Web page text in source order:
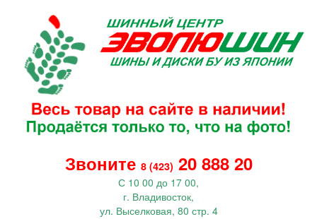
Звоните 8 (423) 20 888 20
С 10 00 до 17 00,
г. Владивосток,
ул. Выселковая, 80 стр. 4